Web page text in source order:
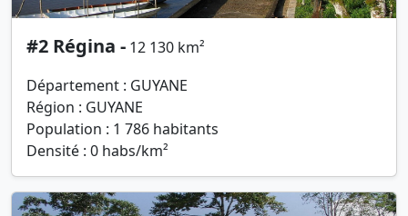
#2 Régina - 12 130 km²
Département : GUYANE
Région : GUYANE
Population : 1 786 habitants
Densité : 0 habs/km²